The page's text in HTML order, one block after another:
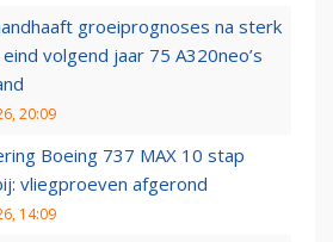
groeiprognoses na sterk
volgend jaar 75 A320neo’s
20:09
Boeing 737 MAX 10 stap
vliegproeven afgerond
14:09